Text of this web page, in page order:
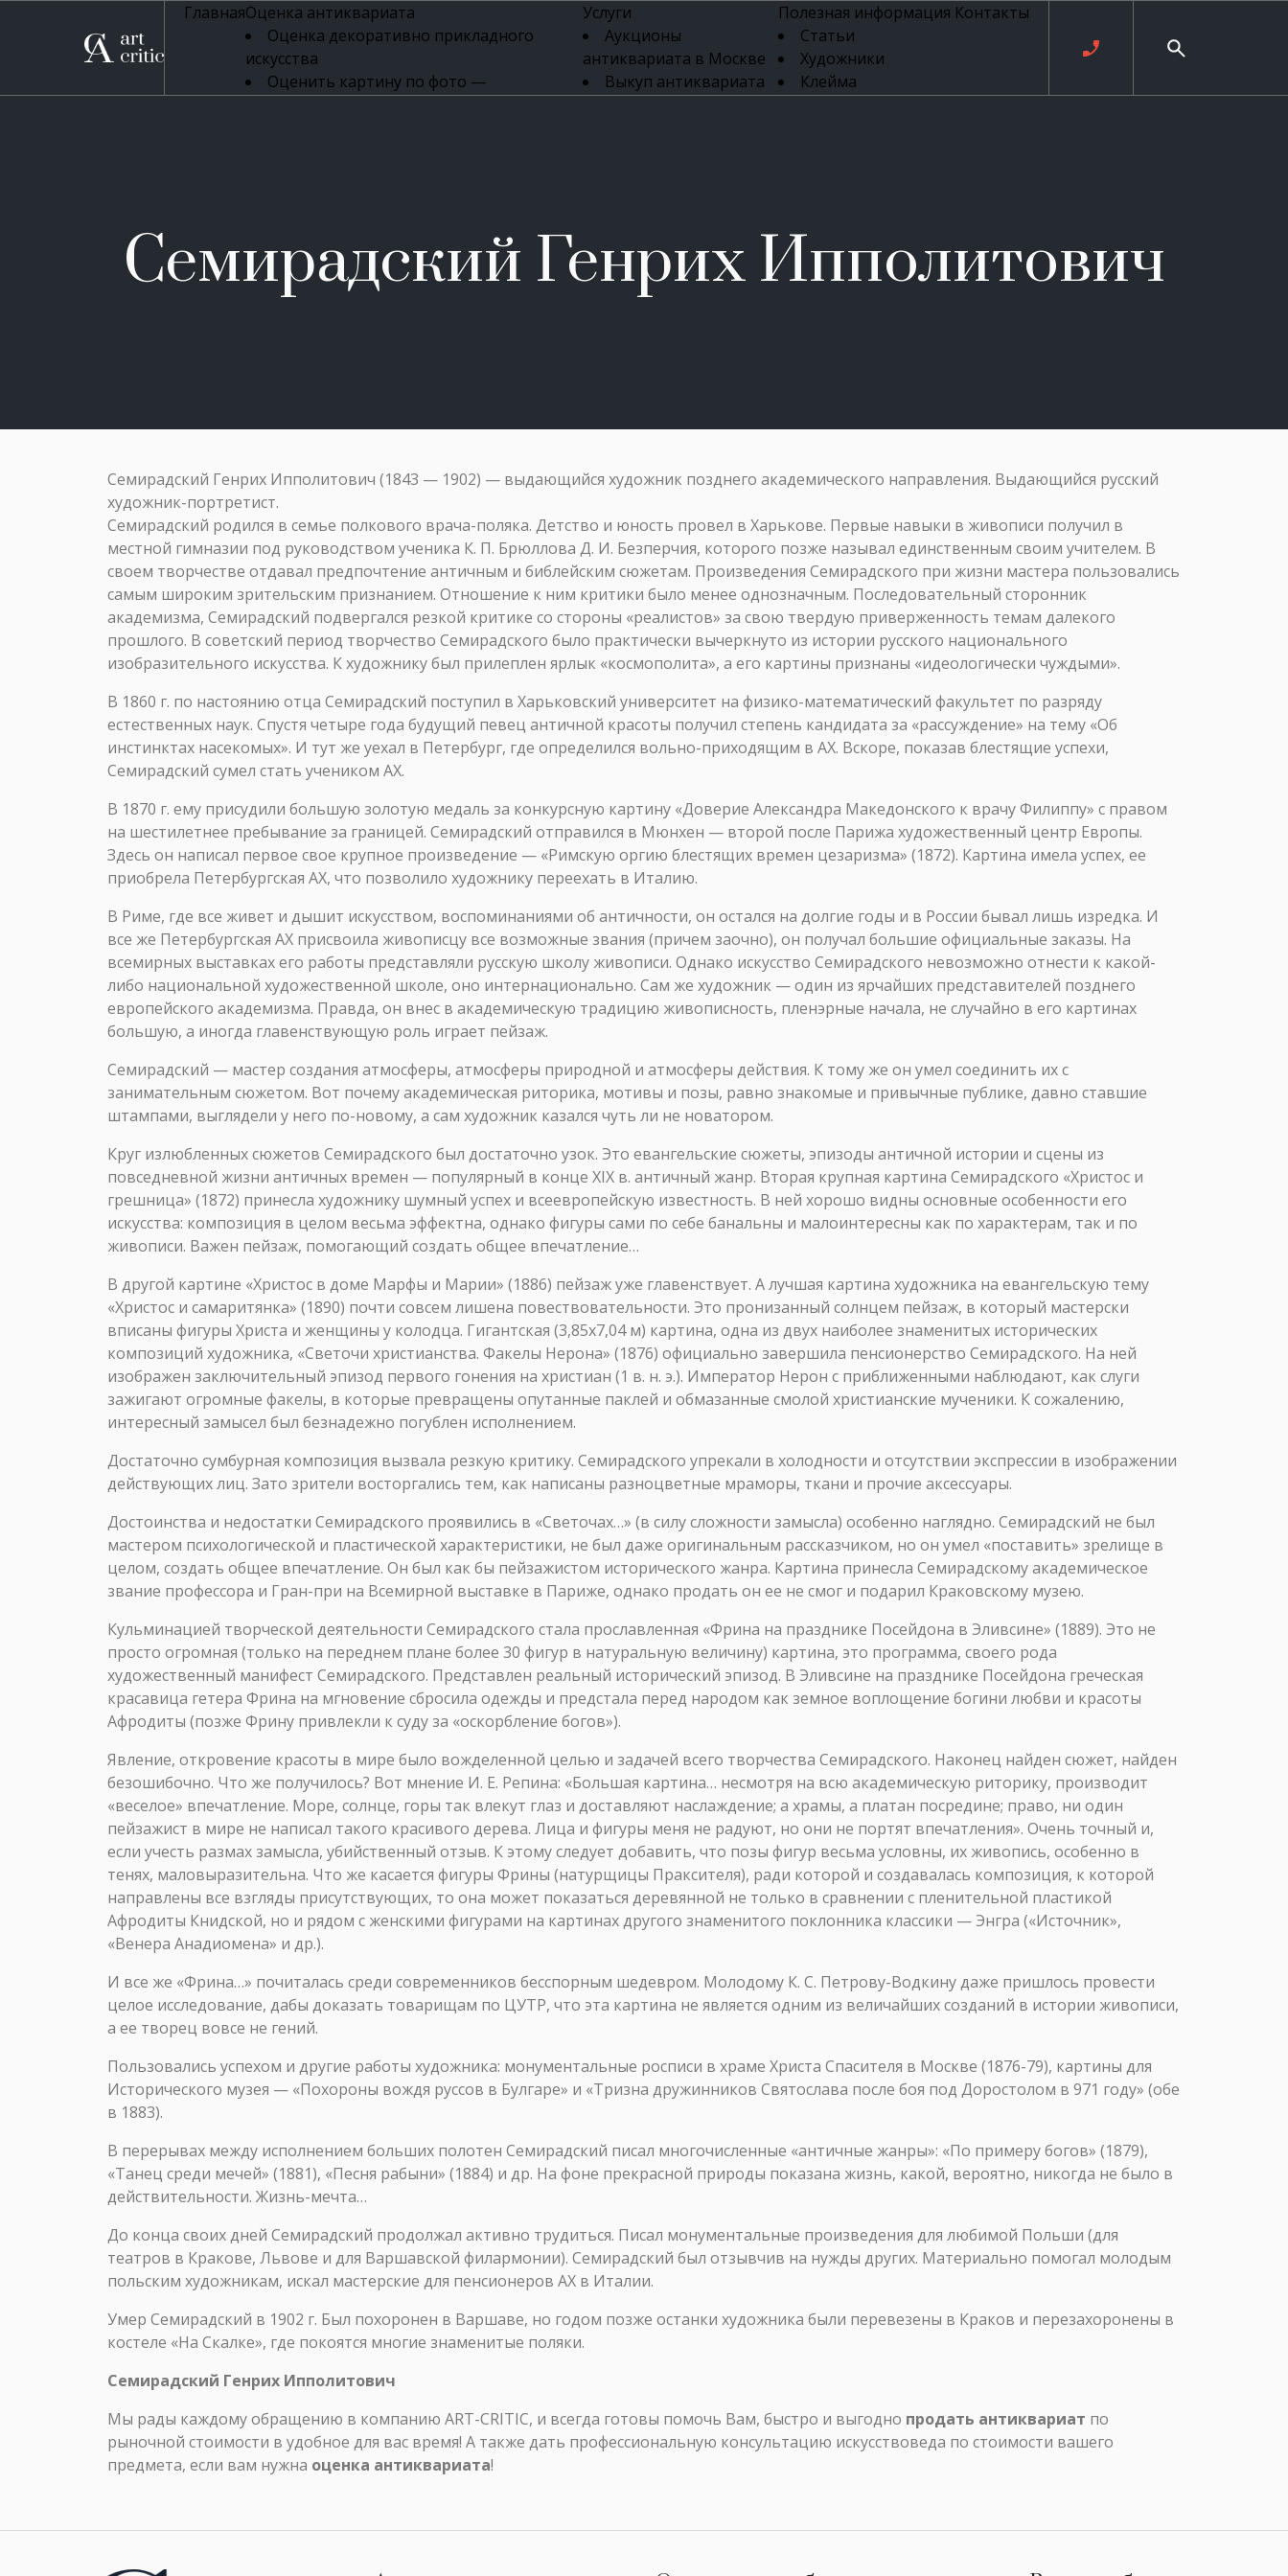
ГлавнаяОценка антиквариата
Оценка декоративно прикладного
искусства
Оценить картину по фото —
Оценка книг
Оценка бронзовых изделий
Услуги
Аукционы
антиквариата в Москве
Выкуп антиквариата
Скупка антиквариата
Скупка антикварной
мебели
вещей
Полезная информация
Статьи
Художники
Клейма
Фарфоровые
Ювелирные
Контакты
Семирадский Генрих Ипполитович
Семирадский Генрих Ипполитович (1843 — 1902) — выдающийся художник позднего академического направления. Выдающийся русский
художник-портретист.
Семирадский родился в семье полкового врача-поляка. Детство и юность провел в Харькове. Первые навыки в живописи получил в
местной гимназии под руководством ученика К. П. Брюллова Д. И. Безперчия, которого позже называл единственным своим учителем. В
своем творчестве отдавал предпочтение античным и библейским сюжетам. Произведения Семирадского при жизни мастера пользовались
самым широким зрительским признанием. Отношение к ним критики было менее однозначным. Последовательный сторонник
академизма, Семирадский подвергался резкой критике со стороны «реалистов» за свою твердую приверженность темам далекого
прошлого. В советский период творчество Семирадского было практически вычеркнуто из истории русского национального
изобразительного искусства. К художнику был прилеплен ярлык «космополита», а его картины признаны «идеологически чуждыми».
В 1860 г. по настоянию отца Семирадский поступил в Харьковский университет на физико-математический факультет по разряду
естественных наук. Спустя четыре года будущий певец античной красоты получил степень кандидата за «рассуждение» на тему «Об
инстинктах насекомых». И тут же уехал в Петербург, где определился вольно-приходящим в АХ. Вскоре, показав блестящие успехи,
Семирадский сумел стать учеником АХ.
В 1870 г. ему присудили большую золотую медаль за конкурсную картину «Доверие Александра Македонского к врачу Филиппу» с правом
на шестилетнее пребывание за границей. Семирадский отправился в Мюнхен — второй после Парижа художественный центр Европы.
Здесь он написал первое свое крупное произведение — «Римскую оргию блестящих времен цезаризма» (1872). Картина имела успех, ее
приобрела Петербургская АХ, что позволило художнику переехать в Италию.
В Риме, где все живет и дышит искусством, воспоминаниями об античности, он остался на долгие годы и в России бывал лишь изредка. И
все же Петербургская АХ присвоила живописцу все возможные звания (причем заочно), он получал большие официальные заказы. На
всемирных выставках его работы представляли русскую школу живописи. Однако искусство Семирадского невозможно отнести к какой-
либо национальной художественной школе, оно интернационально. Сам же художник — один из ярчайших представителей позднего
европейского академизма. Правда, он внес в академическую традицию живописность, пленэрные начала, не случайно в его картинах
большую, а иногда главенствующую роль играет пейзаж.
Семирадский — мастер создания атмосферы, атмосферы природной и атмосферы действия. К тому же он умел соединить их с
занимательным сюжетом. Вот почему академическая риторика, мотивы и позы, равно знакомые и привычные публике, давно ставшие
штампами, выглядели у него по-новому, а сам художник казался чуть ли не новатором.
Круг излюбленных сюжетов Семирадского был достаточно узок. Это евангельские сюжеты, эпизоды античной истории и сцены из
повседневной жизни античных времен — популярный в конце XIX в. античный жанр. Вторая крупная картина Семирадского «Христос и
грешница» (1872) принесла художнику шумный успех и всеевропейскую известность. В ней хорошо видны основные особенности его
искусства: композиция в целом весьма эффектна, однако фигуры сами по себе банальны и малоинтересны как по характерам, так и по
живописи. Важен пейзаж, помогающий создать общее впечатление…
В другой картине «Христос в доме Марфы и Марии» (1886) пейзаж уже главенствует. А лучшая картина художника на евангельскую тему
«Христос и самаритянка» (1890) почти совсем лишена повествовательности. Это пронизанный солнцем пейзаж, в который мастерски
вписаны фигуры Христа и женщины у колодца. Гигантская (3,85х7,04 м) картина, одна из двух наиболее знаменитых исторических
композиций художника, «Светочи христианства. Факелы Нерона» (1876) официально завершила пенсионерство Семирадского. На ней
изображен заключительный эпизод первого гонения на христиан (1 в. н. э.). Император Нерон с приближенными наблюдают, как слуги
зажигают огромные факелы, в которые превращены опутанные паклей и обмазанные смолой христианские мученики. К сожалению,
интересный замысел был безнадежно погублен исполнением.
Достаточно сумбурная композиция вызвала резкую критику. Семирадского упрекали в холодности и отсутствии экспрессии в изображении
действующих лиц. Зато зрители восторгались тем, как написаны разноцветные мраморы, ткани и прочие аксессуары.
Достоинства и недостатки Семирадского проявились в «Светочах…» (в силу сложности замысла) особенно наглядно. Семирадский не был
мастером психологической и пластической характеристики, не был даже оригинальным рассказчиком, но он умел «поставить» зрелище в
целом, создать общее впечатление. Он был как бы пейзажистом исторического жанра. Картина принесла Семирадскому академическое
звание профессора и Гран-при на Всемирной выставке в Париже, однако продать он ее не смог и подарил Краковскому музею.
Кульминацией творческой деятельности Семирадского стала прославленная «Фрина на празднике Посейдона в Эливсине» (1889). Это не
просто огромная (только на переднем плане более 30 фигур в натуральную величину) картина, это программа, своего рода
художественный манифест Семирадского. Представлен реальный исторический эпизод. В Эливсине на празднике Посейдона греческая
красавица гетера Фрина на мгновение сбросила одежды и предстала перед народом как земное воплощение богини любви и красоты
Афродиты (позже Фрину привлекли к суду за «оскорбление богов»).
Явление, откровение красоты в мире было вожделенной целью и задачей всего творчества Семирадского. Наконец найден сюжет, найден
безошибочно. Что же получилось? Вот мнение И. Е. Репина: «Большая картина… несмотря на всю академическую риторику, производит
«веселое» впечатление. Море, солнце, горы так влекут глаз и доставляют наслаждение; а храмы, а платан посредине; право, ни один
пейзажист в мире не написал такого красивого дерева. Лица и фигуры меня не радуют, но они не портят впечатления». Очень точный и,
если учесть размах замысла, убийственный отзыв. К этому следует добавить, что позы фигур весьма условны, их живопись, особенно в
тенях, маловыразительна. Что же касается фигуры Фрины (натурщицы Праксителя), ради которой и создавалась композиция, к которой
направлены все взгляды присутствующих, то она может показаться деревянной не только в сравнении с пленительной пластикой
Афродиты Книдской, но и рядом с женскими фигурами на картинах другого знаменитого поклонника классики — Энгра («Источник»,
«Венера Анадиомена» и др.).
И все же «Фрина…» почиталась среди современников бесспорным шедевром. Молодому К. С. Петрову-Водкину даже пришлось провести
целое исследование, дабы доказать товарищам по ЦУТР, что эта картина не является одним из величайших созданий в истории живописи,
а ее творец вовсе не гений.
Пользовались успехом и другие работы художника: монументальные росписи в храме Христа Спасителя в Москве (1876-79), картины для
Исторического музея — «Похороны вождя руссов в Булгаре» и «Тризна дружинников Святослава после боя под Доростолом в 971 году» (обе
в 1883).
В перерывах между исполнением больших полотен Семирадский писал многочисленные «античные жанры»: «По примеру богов» (1879),
«Танец среди мечей» (1881), «Песня рабыни» (1884) и др. На фоне прекрасной природы показана жизнь, какой, вероятно, никогда не было в
действительности. Жизнь-мечта…
До конца своих дней Семирадский продолжал активно трудиться. Писал монументальные произведения для любимой Польши (для
театров в Кракове, Львове и для Варшавской филармонии). Семирадский был отзывчив на нужды других. Материально помогал молодым
польским художникам, искал мастерские для пенсионеров АХ в Италии.
Умер Семирадский в 1902 г. Был похоронен в Варшаве, но годом позже останки художника были перевезены в Краков и перезахоронены в
костеле «На Скалке», где покоятся многие знаменитые поляки.
Семирадский Генрих Ипполитович
Мы рады каждому обращению в компанию ART-CRITIC, и всегда готовы помочь Вам, быстро и выгодно продать антиквариат по
рыночной стоимости в удобное для вас время! А также дать профессиональную консультацию искусствоведа по стоимости вашего
предмета, если вам нужна оценка антиквариата!